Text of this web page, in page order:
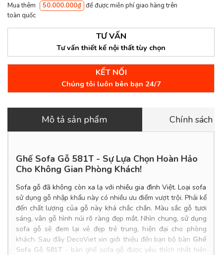
Mua thêm 50.000.000₫ để được miễn phí giao hàng trên
toàn quốc
TƯ VẤN
Tư vấn thiết kế nội thất tùy chọn
KẾT NỐI
Chúng tôi luôn bên bạn 24/7
Mô tả sản phẩm Chính sách
Ghế Sofa Gỗ 581T - Sự Lựa Chọn Hoàn Hảo
Cho Không Gian Phòng Khách!
Sofa gỗ đã không còn xa lạ với nhiều gia đình Việt. Loại sofa
sử dụng gỗ nhập khẩu này có nhiều ưu điểm vượt trội. Phải kể
đến chất lượng của gỗ này khá chắc chắn. Màu sắc gỗ tươi
sáng, vân gỗ hình núi rõ ràng đẹp mắt. Nhìn chung, sử dụng
sofa gỗ sẽ đem lại vẻ đẹp trẻ trung, hiện đại cho phòng
khách. Sau đây DecoViet xin giới thiệu đến bạn bộ bàn Ghế
Sofa Gỗ 581T- bàn ghế sofa gỗ được yêu thích nhất hiện